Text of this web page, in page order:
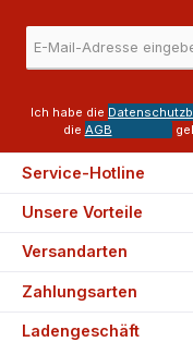
Ich habe die
die AGB
Service-Hotline
Unsere Vorteile
Versandarten
Zahlungsarten
Ladengeschäft